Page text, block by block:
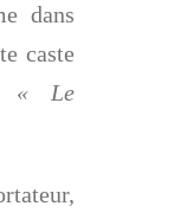
dans
caste
« Le